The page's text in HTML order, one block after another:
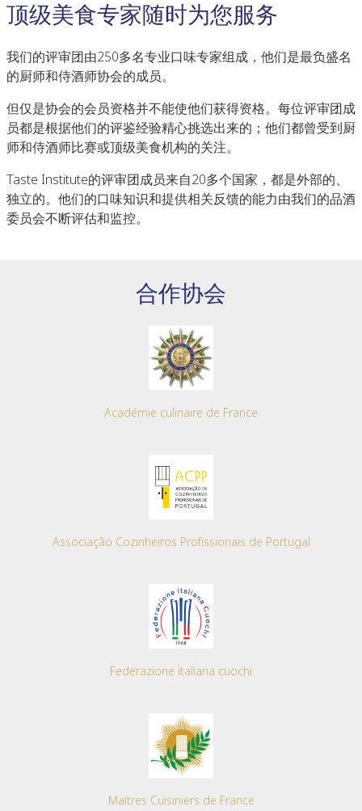
顶级美食专家随时为您服务
我们的评审团由250多名专业口味专家组成，他们是最负盛名
的厨师和侍酒师协会的成员。
但仅是协会的会员资格并不能使他们获得资格。每位评审团成
员都是根据他们的评鉴经验精心挑选出来的；他们都曾受到厨
师和侍酒师比赛或顶级美食机构的关注。
Taste Institute的评审团成员来自20多个国家，都是外部的、
独立的。他们的口味知识和提供相关反馈的能力由我们的品酒
委员会不断评估和监控。
合作协会
Académie culinaire de France
Associação Cozinheiros Profissionais de Portugal
Federazione italiana cuochi
Maitres Cuisiniers de France